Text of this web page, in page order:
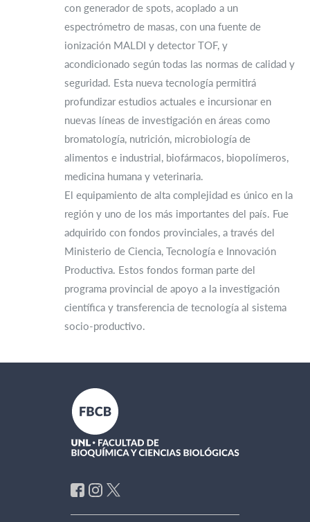
con generador de spots, acoplado a un
espectrómetro de masas, con una fuente de
ionización MALDI y detector TOF, y
acondicionado según todas las normas de calidad y
seguridad. Esta nueva tecnología permitirá
profundizar estudios actuales e incursionar en
nuevas líneas de investigación en áreas como
bromatología, nutrición, microbiología de
alimentos e industrial, biofármacos, biopolímeros,
medicina humana y veterinaria.
El equipamiento de alta complejidad es único en la
región y uno de los más importantes del país. Fue
adquirido con fondos provinciales, a través del
Ministerio de Ciencia, Tecnología e Innovación
Productiva. Estos fondos forman parte del
programa provincial de apoyo a la investigación
científica y transferencia de tecnología al sistema
socio-productivo.